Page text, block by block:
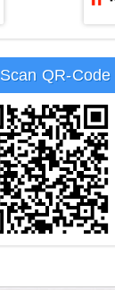
Scan QR-Code